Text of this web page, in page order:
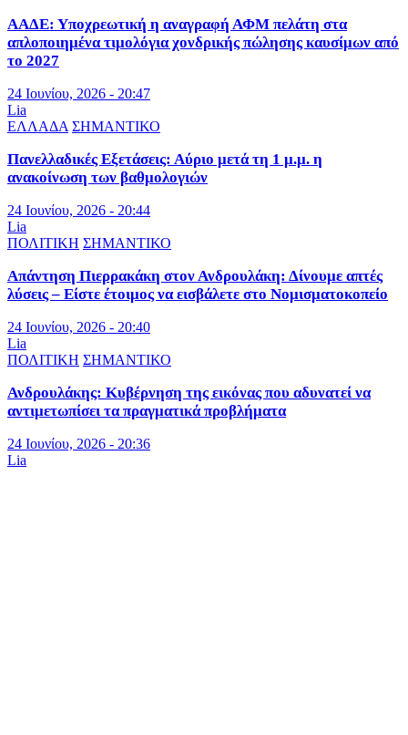
ΑΑΔΕ: Υποχρεωτική η αναγραφή ΑΦΜ πελάτη στα
απλοποιημένα τιμολόγια χονδρικής πώλησης καυσίμων από
το 2027
24 Ιουνίου, 2026 - 20:47
Lia
ΕΛΛΑΔΑ ΣΗΜΑΝΤΙΚΟ
Πανελλαδικές Εξετάσεις: Αύριο μετά τη 1 μ.μ. η
ανακοίνωση των βαθμολογιών
24 Ιουνίου, 2026 - 20:44
Lia
ΠΟΛΙΤΙΚΗ ΣΗΜΑΝΤΙΚΟ
Απάντηση Πιερρακάκη στον Ανδρουλάκη: Δίνουμε απτές
λύσεις – Είστε έτοιμος να εισβάλετε στο Νομισματοκοπείο
24 Ιουνίου, 2026 - 20:40
Lia
ΠΟΛΙΤΙΚΗ ΣΗΜΑΝΤΙΚΟ
Ανδρουλάκης: Κυβέρνηση της εικόνας που αδυνατεί να
αντιμετωπίσει τα πραγματικά προβλήματα
24 Ιουνίου, 2026 - 20:36
Lia